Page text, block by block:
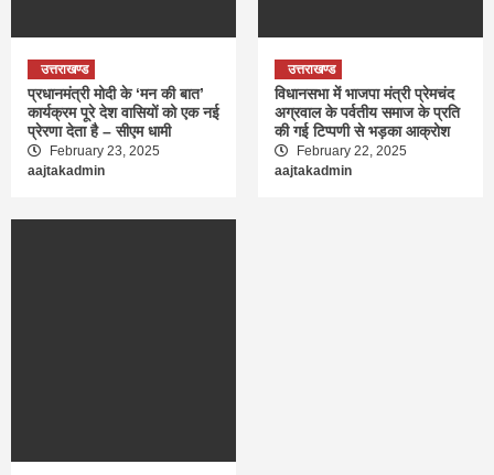
उत्तराखण्ड
प्रधानमंत्री मोदी के ‘मन की बात’
कार्यक्रम पूरे देश वासियों को एक नई
प्रेरणा देता है – सीएम धामी
February 23, 2025
aajtakadmin
उत्तराखण्ड
विधानसभा में भाजपा मंत्री प्रेमचंद
अग्रवाल के पर्वतीय समाज के प्रति
की गई टिप्पणी से भड़का आक्रोश
February 22, 2025
aajtakadmin